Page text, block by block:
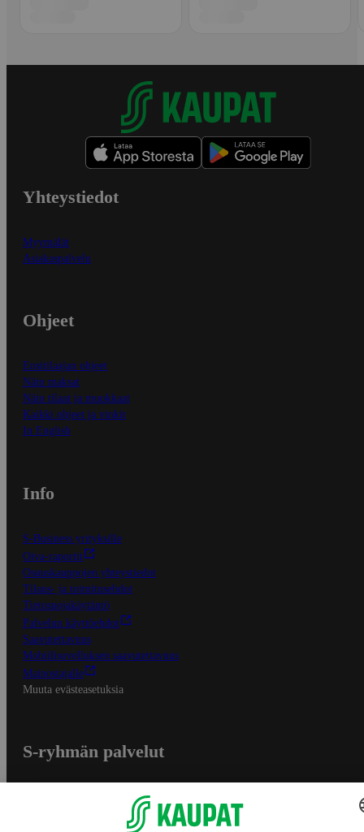
Yhteystiedot
Myymälät
Asiakaspalvelu
Ohjeet
Ensitilaajan ohjeet
Näin maksat
Näin tilaat ja muokkaat
Kaikki ohjeet ja vinkit
In English
Info
S-Business yrityksille
Oiva-raportit
Osuuskauppojen yhteystiedot
Tilaus- ja toimitusehdot
Tietosuojakäytäntö
Palvelun käyttöehdot
Saavutettavuus
Mobiilisovelluksen saavutettavuus
Mainostajalle
Muuta evästeasetuksia
S-ryhmän palvelut